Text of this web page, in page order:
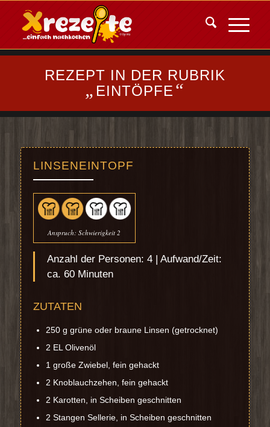
REZEPT IN DER RUBRIK
„ EINTÖPFE “
LINSENEINTOPF
Anspruch: Schwierigkeit 2
Anzahl der Personen: 4 | Aufwand/Zeit:
ca. 60 Minuten
ZUTATEN
250 g grüne oder braune Linsen (getrocknet)
2 EL Olivenöl
1 große Zwiebel, fein gehackt
2 Knoblauchzehen, fein gehackt
2 Karotten, in Scheiben geschnitten
2 Stangen Sellerie, in Scheiben geschnitten